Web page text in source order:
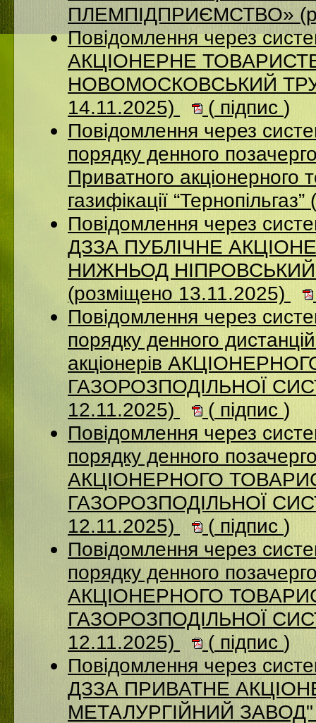
ПЛЕМПІДПРИЄМСТВО»
Повідомлення через
АКЦIОНЕРНЕ
НОВОМОСКОВСЬКИЙ
14.11.2025)
( підпис )
Повідомлення через
порядку денного
Приватного акціонерного
газифікації
Повідомлення через
ДЗЗА ПУБЛІЧНЕ
НИЖНЬОД
(розміщено 13.11.2025)
Повідомлення через
порядку денного
акціонерів
ГАЗОРОЗПОДІЛЬНОЇ
12.11.2025)
( підпис )
Повідомлення через
порядку денного
АКЦІОНЕРНОГО
ГАЗОРОЗПОДІЛЬНОЇ
12.11.2025)
( підпис )
Повідомлення через
порядку денного
АКЦІОНЕРНОГО
ГАЗОРОЗПОДІЛЬНОЇ
12.11.2025)
( підпис )
Повідомлення через
ДЗЗА ПРИВАТНЕ
МЕТАЛУРГІЙНИЙ ЗАВОД"